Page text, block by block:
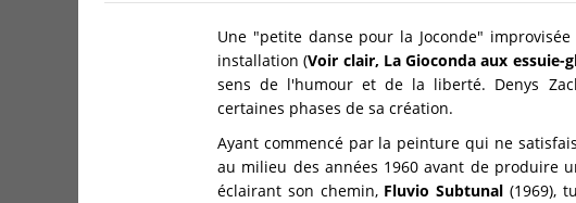
Une "petite danse pour la Joconde"
installation (Voir clair, La Gioconda aux essuie-
sens de l'humour et de la liberté. Denys
certaines phases de sa création.
Ayant commencé par la peinture qui ne
au milieu des années 1960 avant de produire
éclairant son chemin, Fluvio Subtunal (1969),